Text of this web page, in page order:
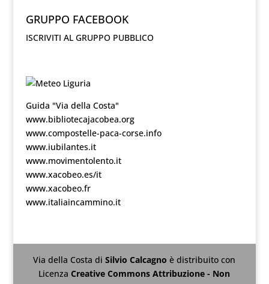
GRUPPO FACEBOOK
ISCRIVITI AL GRUPPO PUBBLICO
Guida "Via della Costa"
www.bibliotecajacobea.org
www.compostelle-paca-corse.info
www.iubilantes.it
www.movimentolento.it
www.xacobeo.es/it
www.xacobeo.fr
www.italiaincammino.it
Via della Costa diSilvio Calcagnoè distribuito con
LicenzaCreative Commons Attribuzione - Non